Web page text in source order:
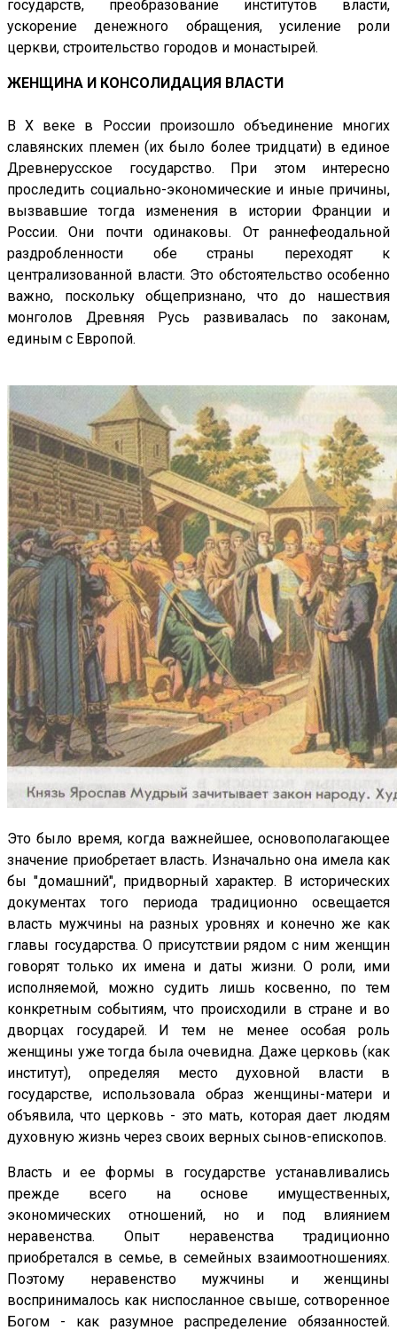
государств, преобразование институтов власти,
ускорение денежного обращения, усиление роли
церкви, строительство городов и монастырей.
ЖЕНЩИНА И КОНСОЛИДАЦИЯ ВЛАСТИ
В Х веке в России произошло объединение многих
славянских племен (их было более тридцати) в единое
Древнерусское государство. При этом интересно
проследить социально-экономические и иные причины,
вызвавшие тогда изменения в истории Франции и
России. Они почти одинаковы. От раннефеодальной
раздробленности обе страны переходят к
централизованной власти. Это обстоятельство особенно
важно, поскольку общепризнано, что до нашествия
монголов Древняя Русь развивалась по законам,
единым с Европой.
Это было время, когда важнейшее, основополагающее
значение приобретает власть. Изначально она имела как
бы "домашний", придворный характер. В исторических
документах того периода традиционно освещается
власть мужчины на разных уровнях и конечно же как
главы государства. О присутствии рядом с ним женщин
говорят только их имена и даты жизни. О роли, ими
исполняемой, можно судить лишь косвенно, по тем
конкретным событиям, что происходили в стране и во
дворцах государей. И тем не менее особая роль
женщины уже тогда была очевидна. Даже церковь (как
институт), определяя место духовной власти в
государстве, использовала образ женщины-матери и
объявила, что церковь - это мать, которая дает людям
духовную жизнь через своих верных сынов-епископов.
Власть и ее формы в государстве устанавливались
прежде всего на основе имущественных,
экономических отношений, но и под влиянием
неравенства. Опыт неравенства традиционно
приобретался в семье, в семейных взаимоотношениях.
Поэтому неравенство мужчины и женщины
воспринималось как ниспосланное свыше, сотворенное
Богом - как разумное распределение обязанностей.